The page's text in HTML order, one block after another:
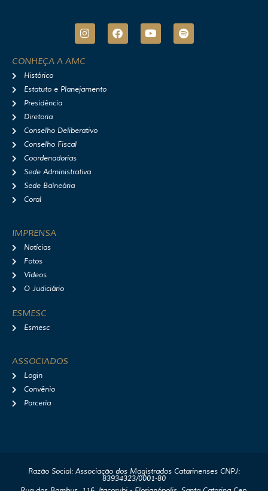
I
n
t
r
F
a
Y
o
S
p
CONHEÇA A AMC
Histórico
Estatuto e Planejamento
Presidência
Diretoria
Conselho Deliberativo
Conselho Fiscal
Coordenadorias
Sede Administrativa
Sede Balneária
Coral
IMPRENSA
Notícias
Fotos
Vídeos
O Judiciário
ESMESC
Esmesc
ASSOCIADOS
Login
Convênio
Parceria
Razão Social: Associação dos Magistrados Catarinenses CNPJ:
83934323/0001-80